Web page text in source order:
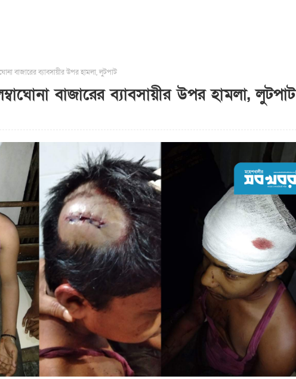
বাজারের ব্যাবসায়ীর উপর হামলা, লুটপাট
বাজারের ব্যাবসায়ীর উপর হামলা, লুটপাট